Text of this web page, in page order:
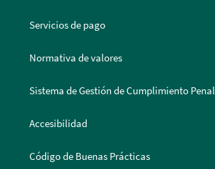
Servicios de pago
Normativa de valores
Sistema de Gestión de Cumplimiento Penal
Accesibilidad
Código de Buenas Prácticas